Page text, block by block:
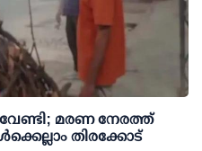
നേരത്ത്
തിരക്കോട്